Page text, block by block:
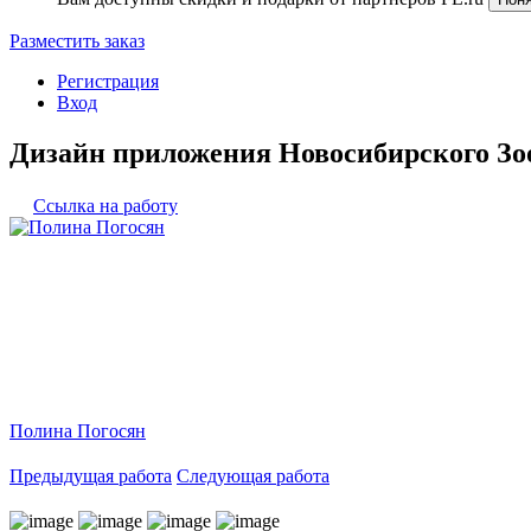
Разместить заказ
Регистрация
Вход
Дизайн приложения Новосибирского
Ссылка на работу
Полина Погосян
Предыдущая работа Следующая работа